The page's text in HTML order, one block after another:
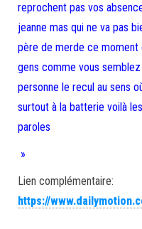
reprochent pas vos
jeanne mas qui ne va pas
père de merde ce moment
gens comme vous
personne le recul au sens
surtout à la batterie voilà
paroles
»
Lien complémentaire:
https://